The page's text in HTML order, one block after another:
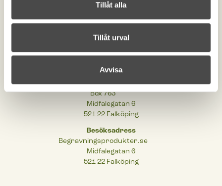
Tillåt alla
Tillåt urval
Avvisa
+46 (0)515-198 00
Om begravningsprodukter
Cookies
Tillgänglighetsinformation
Postadress
Begravningsprodukter.se
Box 763
Midfalegatan 6
521 22 Falköping
Besöksadress
Begravningsprodukter.se
Midfalegatan 6
521 22 Falköping